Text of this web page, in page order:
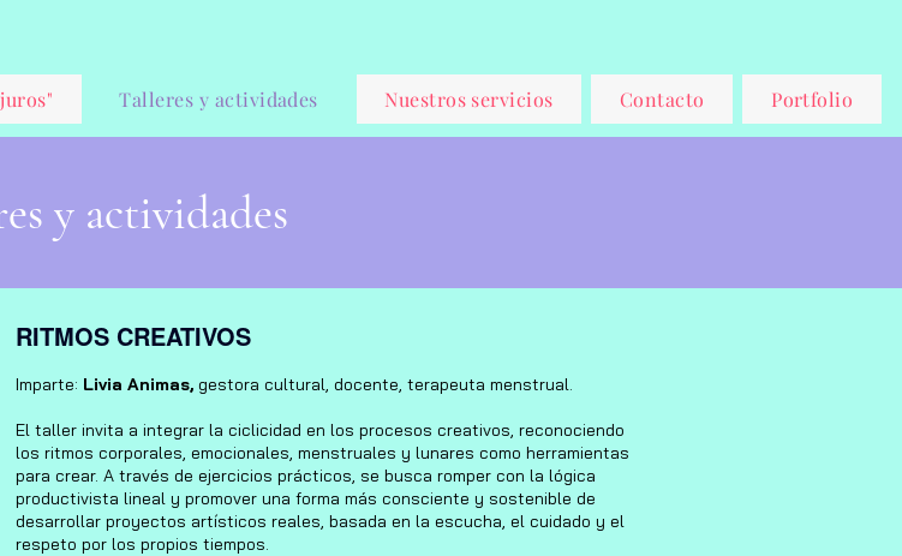
Talleres y actividades Nuestros servicios Contacto Portfolio
y actividades
RITMOS CREATIVOS
Imparte: Livia Animas, gestora cultural, docente, terapeuta menstrual.
El taller invita a integrar la ciclicidad en los procesos creativos, reconociendo
los ritmos corporales, emocionales, menstruales y lunares como herramientas
para crear. A través de ejercicios prácticos, se busca romper con la lógica
productivista lineal y promover una forma más consciente y sostenible de
desarrollar proyectos artísticos reales, basada en la escucha, el cuidado y el
respeto por los propios tiempos.